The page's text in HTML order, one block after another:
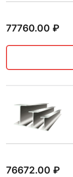
77760.00 ₽
76672.00 ₽